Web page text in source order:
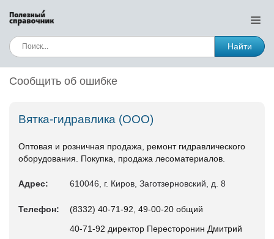
Найти
Сообщить об ошибке
Вятка-гидравлика (ООО)
Оптовая и розничная продажа, ремонт гидравлического
оборудования. Покупка, продажа лесоматериалов.
Адрес: 610046, г. Киров, Заготзерновский, д. 8
Телефон:
(8332) 40-71-92, 49-00-20 общий
40-71-92 директор Пересторонин Дмитрий